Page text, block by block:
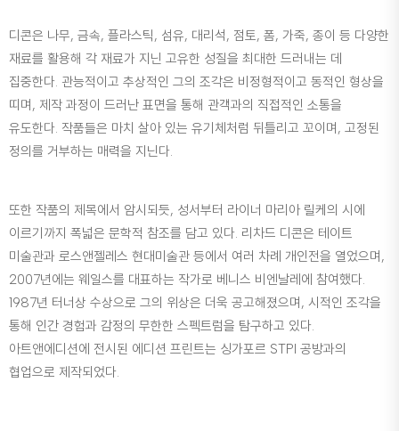
디콘은 나무, 금속, 플라스틱, 섬유, 대리석, 점토, 폼, 가죽, 종이 등 다양한
재료를 활용해 각 재료가 지닌 고유한 성질을 최대한 드러내는 데
집중한다. 관능적이고 추상적인 그의 조각은 비정형적이고 동적인 형상을
띠며, 제작 과정이 드러난 표면을 통해 관객과의 직접적인 소통을
유도한다. 작품들은 마치 살아 있는 유기체처럼 뒤틀리고 꼬이며, 고정된
정의를 거부하는 매력을 지닌다.
또한 작품의 제목에서 암시되듯, 성서부터 라이너 마리아 릴케의 시에
이르기까지 폭넓은 문학적 참조를 담고 있다. 리차드 디콘은 테이트
미술관과 로스앤젤레스 현대미술관 등에서 여러 차례 개인전을 열었으며,
2007년에는 웨일스를 대표하는 작가로 베니스 비엔날레에 참여했다.
1987년 터너상 수상으로 그의 위상은 더욱 공고해졌으며, 시적인 조각을
통해 인간 경험과 감정의 무한한 스펙트럼을 탐구하고 있다.
아트앤에디션에 전시된 에디션 프린트는 싱가포르 STPI 공방과의
협업으로 제작되었다.